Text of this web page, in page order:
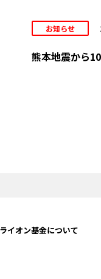
お知らせ
熊本地震から
イオン基金について